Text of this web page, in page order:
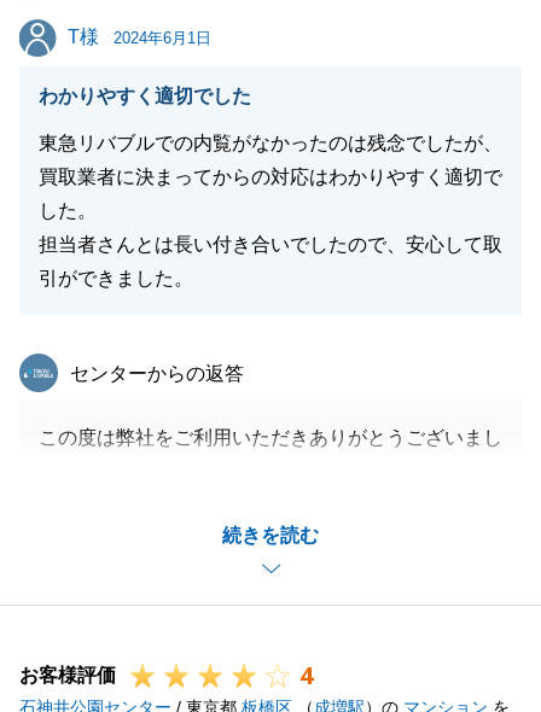
T様
T様 2024年6月1日
わかりやすく適切でした
東急リバブルでの内覧がなかったのは残念でしたが、
買取業者に決まってからの対応はわかりやすく適切で
した。
担当者さんとは長い付き合いでしたので、安心して取
引ができました。
続きを読む
東急リバブル
センターからの返答
この度は弊社をご利用いただきありがとうございまし
には不動産業者様での買取となりましたが、
結果的にはご満足いただけるお取引となり、うれしく
思います。
にご相談いただければと思います。
お客様評価 4
石神井公園センター / 東京都 板橋区 （成増駅）の マンション を